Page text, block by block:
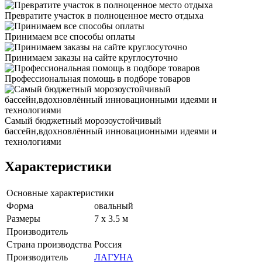
Превратите участок в полноценное место отдыха
Принимаем все способы оплаты
Принимаем заказы на сайте круглосуточно
Профессиональная помощь в подборе товаров
Самый бюджетный морозоустойчивый
бассейн,вдохновлённый инновационными идеями и
технологиями
Характеристики
Основные характеристики
Форма
овальный
Размеры
7 x 3.5 м
Производитель
Страна производства Россия
Производитель
ЛАГУНА